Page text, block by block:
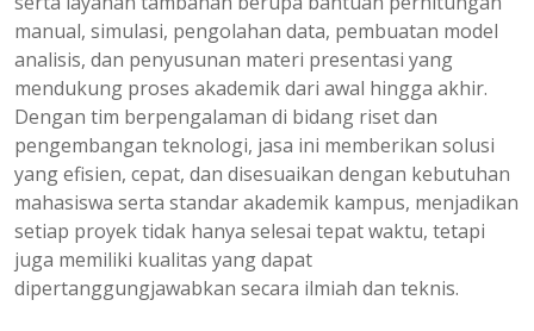
manual, simulasi, pengolahan data, pembuatan model
analisis, dan penyusunan materi presentasi yang
mendukung proses akademik dari awal hingga akhir.
Dengan tim berpengalaman di bidang riset dan
pengembangan teknologi, jasa ini memberikan solusi
yang efisien, cepat, dan disesuaikan dengan kebutuhan
mahasiswa serta standar akademik kampus, menjadikan
setiap proyek tidak hanya selesai tepat waktu, tetapi
juga memiliki kualitas yang dapat
dipertanggungjawabkan secara ilmiah dan teknis.